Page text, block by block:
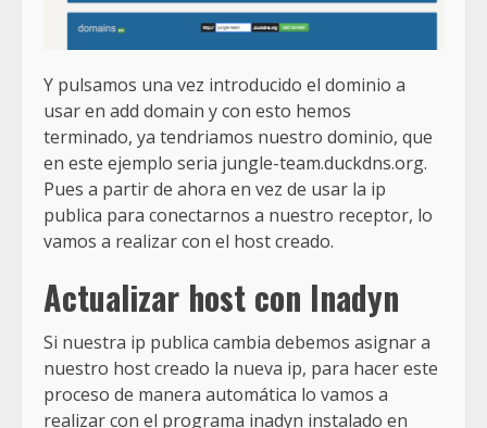
Y pulsamos una vez introducido el dominio a
usar en add domain y con esto hemos
terminado, ya tendriamos nuestro dominio, que
en este ejemplo seria jungle-team.duckdns.org.
Pues a partir de ahora en vez de usar la ip
publica para conectarnos a nuestro receptor, lo
vamos a realizar con el host creado.
Actualizar host con Inadyn
Si nuestra ip publica cambia debemos asignar a
nuestro host creado la nueva ip, para hacer este
proceso de manera automática lo vamos a
realizar con el programa inadyn instalado en